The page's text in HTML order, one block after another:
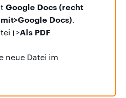
Google Docs (recht
Docs).
Als PDF
neue Datei im